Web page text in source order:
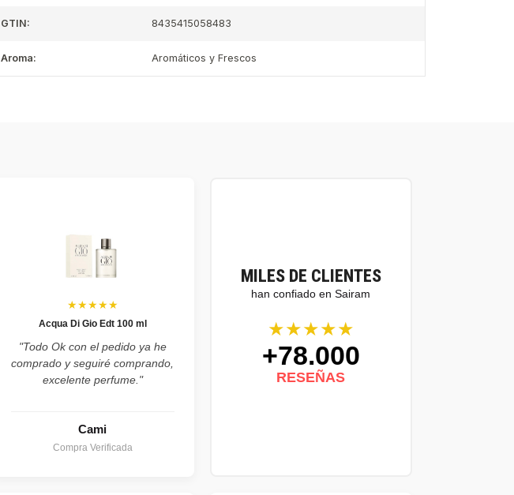
GTIN: 8435415058483
Aroma: Aromáticos y Frescos
MILES DE CLIENTES
han confiado en Sairam
★★★★★
+78.000
RESEÑAS
★★★★★
Acqua Di Gio Edt 100 ml
"Todo Ok con el pedido ya he
comprado y seguiré comprando,
excelente perfume."
Cami
Compra Verificada